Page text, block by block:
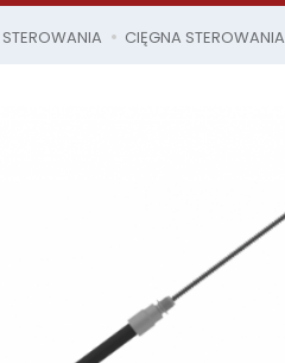
CIĘGNA STEROWANIA